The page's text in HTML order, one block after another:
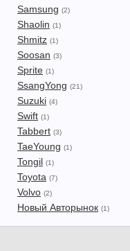
Samsung (2)
Shaolin (1)
Shmitz (1)
Soosan (3)
Sprite (1)
SsangYong (21)
Suzuki (4)
Swift (1)
Tabbert (3)
TaeYoung (1)
Tongil (1)
Toyota (7)
Volvo (2)
Новый Авторынок (1)